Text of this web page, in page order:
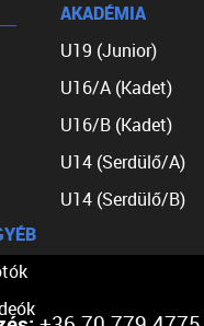
AKADÉMIA
U19 (Junior)
U16/A (Kadet)
U16/B (Kadet)
U14 (Serdülő/A)
U14 (Serdülő/B)